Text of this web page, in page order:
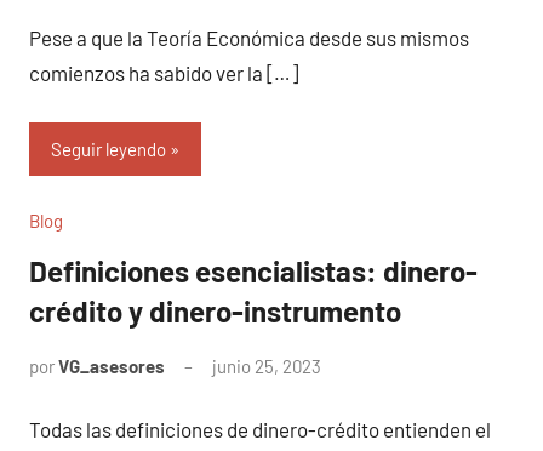
comentarios
Pese a que la Teoría Económica desde sus mismos
comienzos ha sabido ver la […]
Seguir leyendo
Blog
Definiciones esencialistas: dinero-
crédito y dinero-instrumento
porVG_asesores junio 25, 2023
comentarios
Todas las definiciones de dinero-crédito entienden el